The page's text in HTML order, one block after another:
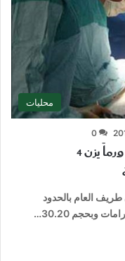
محليات
0
فريق طبي بالحدود الشمالية يستخرج ورماً يزن 4
العام بالحدود